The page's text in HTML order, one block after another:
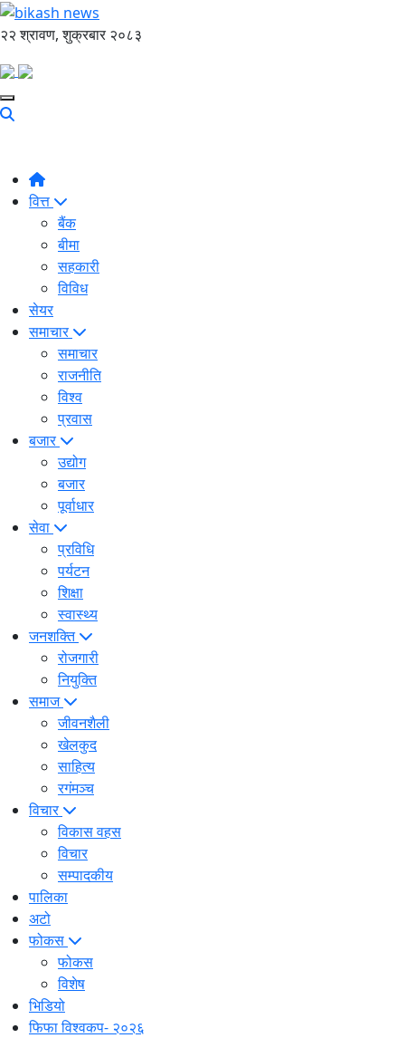
२२ श्रावण, शुक्रबार २०८३
वित्त
बैंक
बीमा
सहकारी
विविध
सेयर
समाचार
समाचार
राजनीति
विश्व
प्रवास
बजार
उद्योग
बजार
पूर्वाधार
सेवा
प्रविधि
पर्यटन
शिक्षा
स्वास्थ्य
जनशक्ति
रोजगारी
नियुक्ति
समाज
जीवनशैली
खेलकुद
साहित्य
रगंमञ्च
विचार
विकास वहस
विचार
सम्पादकीय
पालिका
अटो
फोकस
फोकस
विशेष
भिडियो
फिफा विश्वकप- २०२६